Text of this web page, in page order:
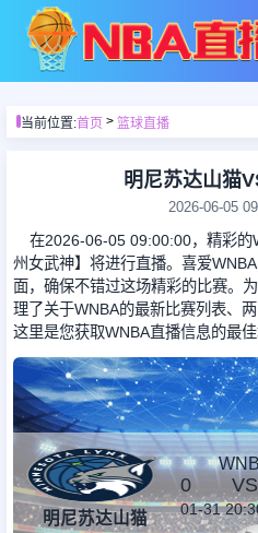
首页
篮球直播
足球录像
篮球录像
足球集锦
篮球集锦
当前位置:首页> 篮球直播
明尼苏达山猫
2026-06-05
在2026-06-05 09:00:00，精彩的
州女武神】将进行直播。喜爱
面，确保不错过这场精彩的比赛。
理了关于WNBA的最新比赛列表、
这里是您获取WNBA直播信息的最佳
明尼苏达山猫
0 VS
01-31